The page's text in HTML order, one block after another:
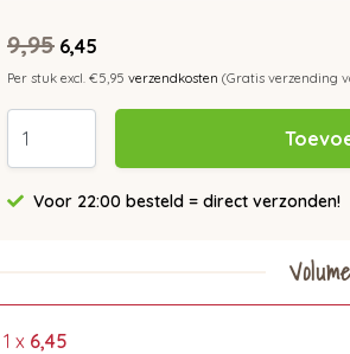
9,95 6,45
Per stuk excl. €5,95 verzendkosten (Gratis verzending
Voor 22:00 besteld = direct verzonden!
1 x 6,45